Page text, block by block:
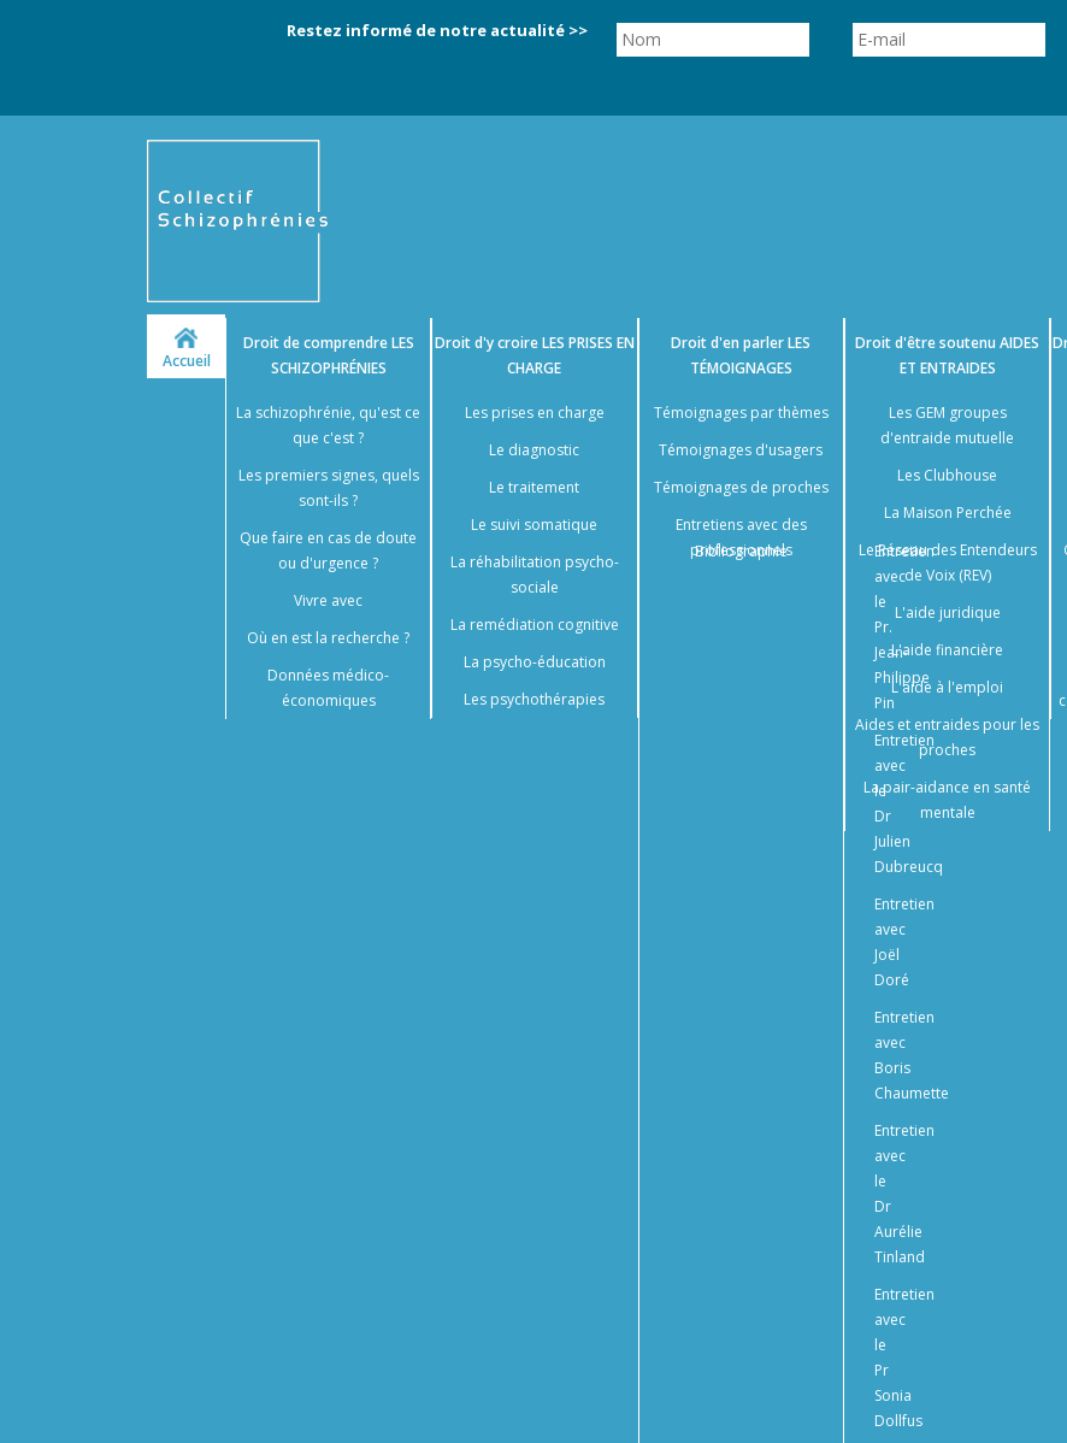
Restez informé de notre actualité >>
Accueil
Droit de comprendreLES
SCHIZOPHRÉNIES
La schizophrénie, qu'est ce
que c'est ?
Les premiers signes, quels
sont-ils ?
Que faire en cas de doute
ou d'urgence ?
Vivre avec
Où en est la recherche ?
Données médico-
économiques
Droit d'y croireLES PRISES EN
CHARGE
Les prises en charge
Le diagnostic
Le traitement
Le suivi somatique
La réhabilitation psycho-
sociale
La remédiation cognitive
La psycho-éducation
Les psychothérapies
Droit d'en parlerLES
TÉMOIGNAGES
Témoignages par thèmes
Témoignages d'usagers
Témoignages de proches
Entretiens avec des
professionnels
Entretien
avec
le
Pr.
Jean-
Philippe
Pin
Entretien
avec
le
Dr
Julien
Dubreucq
Entretien
avec
Joël
Doré
Entretien
avec
Boris
Chaumette
Entretien
avec
le
Dr
Aurélie
Tinland
Entretien
avec
le
Pr
Sonia
Dollfus
Bibliographie
Droit d'être soutenuAIDES
ET ENTRAIDES
Les GEM groupes
d'entraide mutuelle
Les Clubhouse
La Maison Perchée
Le Réseau des Entendeurs
de Voix (REV)
L'aide juridique
L'aide financière
L'aide à l'emploi
Aides et entraides pour les
proches
La pair-aidance en santé
mentale